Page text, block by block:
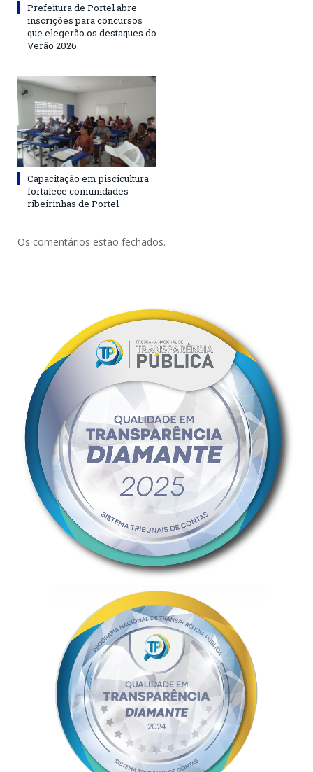
Prefeitura de Portel abre
inscrições para concursos
que elegerão os destaques do
Verão 2026
Capacitação em piscicultura
fortalece comunidades
ribeirinhas de Portel
Os comentários estão fechados.